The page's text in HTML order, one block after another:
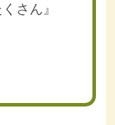
さん』